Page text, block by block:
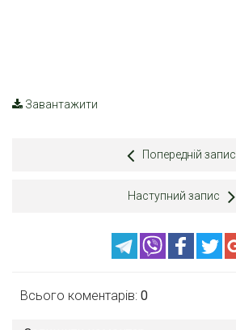
Завантажити
Попередній запис
Наступний запис
Всього коментарів: 0